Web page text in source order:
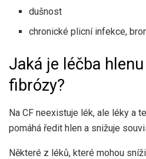
dušnost
chronické plicní infekce,
Jaká je léčba
fibrózy?
Na CF neexistuje lék, ale léky a
pomáhá ředit hlen a snižuje
Některé z léků, které mohou